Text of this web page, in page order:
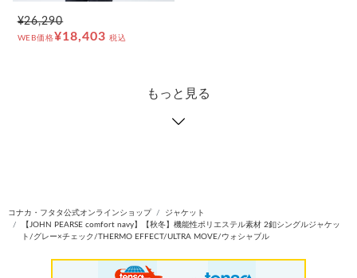
¥26,290
WEB価格¥18,403 税込
もっと見る
コナカ・フタタ公式オンラインショップ
ジャケット
【JOHN PEARSE comfort navy】【秋冬】機能性ポリエステル素材 2釦シングルジャケッ
ト/グレー×チェック/THERMO EFFECT/ULTRA MOVE/ウォシャブル